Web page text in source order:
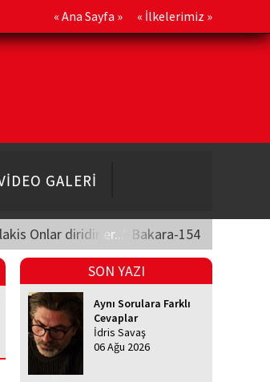
« Ana Sayfa » « İlkelerimiz »
GALERİ
Onlar diridirler..." Bakara-154
SON YAZI
Aynı Sorulara Farklı
Cevaplar
İdris Savaş
06 Ağu 2026